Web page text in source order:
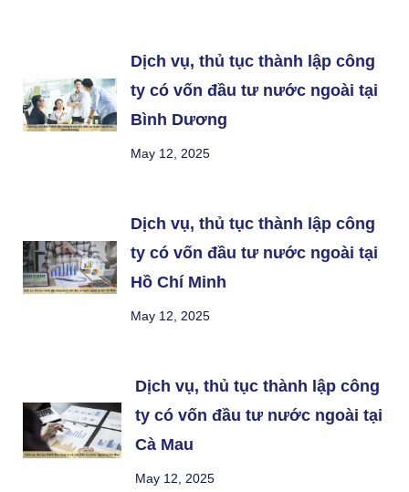
Dịch vụ, thủ tục thành lập công
ty có vốn đầu tư nước ngoài tại
Bình Dương
May 12, 2025
Dịch vụ, thủ tục thành lập công
ty có vốn đầu tư nước ngoài tại
Hồ Chí Minh
May 12, 2025
Dịch vụ, thủ tục thành lập công
ty có vốn đầu tư nước ngoài tại
Cà Mau
May 12, 2025